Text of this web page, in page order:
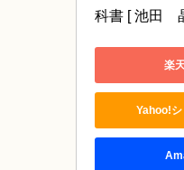
科書 [ 池田　
楽
Yahoo!